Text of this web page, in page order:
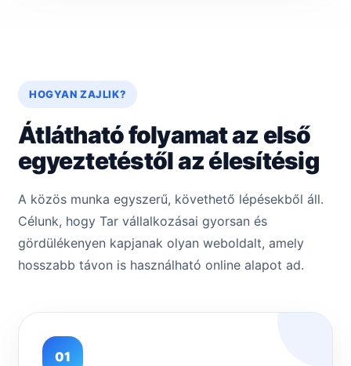
HOGYAN ZAJLIK?
Átlátható folyamat az első
egyeztetéstől az élesítésig
A közös munka egyszerű, követhető lépésekből áll.
Célunk, hogy Tar vállalkozásai gyorsan és
gördülékenyen kapjanak olyan weboldalt, amely
hosszabb távon is használható online alapot ad.
01